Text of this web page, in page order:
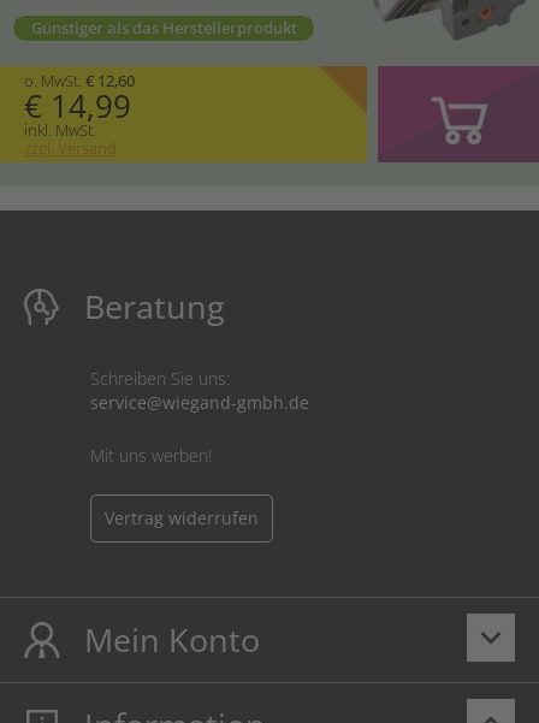
Günstiger als das Herstellerprodukt
o. MwSt. € 12,60
€ 14,99
inkl. MwSt.
zzgl. Versand
Beratung
Schreiben Sie uns:
service@wiegand-gmbh.de
Mit uns werben!
Vertrag widerrufen
keyboard_arrow_down
Mein Konto
Mein Konto